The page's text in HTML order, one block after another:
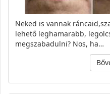
Neked is vannak
lehető leghamarabb,
megszabadulni? Nos, ha…